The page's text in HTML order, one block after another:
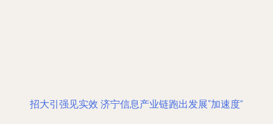
招大引强见实效 济宁信息产业链跑出发展“加速度”